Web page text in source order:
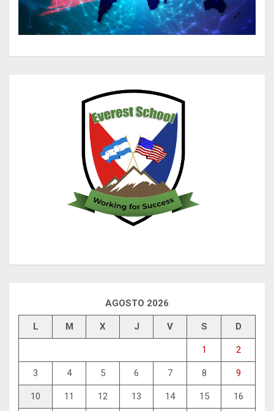
AGOSTO 2026
L M X J V S D
1 2
3 4 5 6 7 8 9
10 11 12 13 14 15 16